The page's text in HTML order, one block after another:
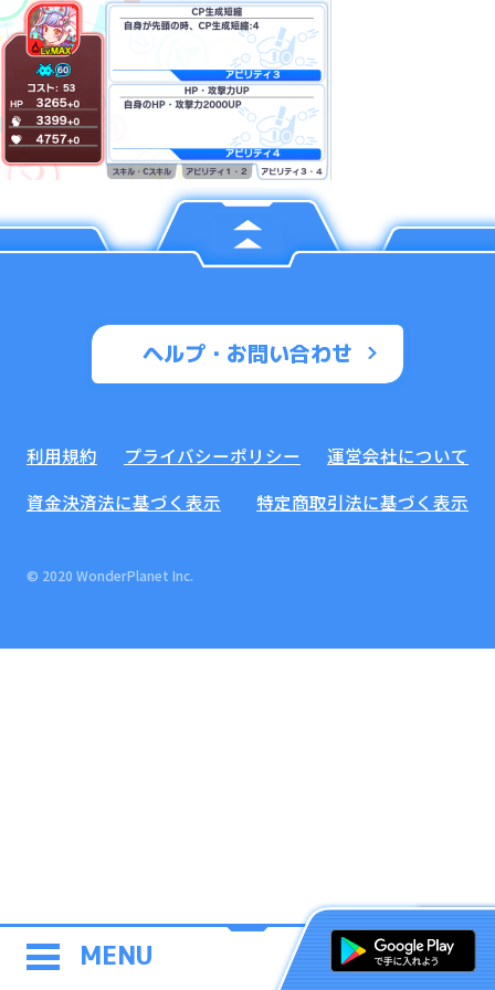
MENU
ヘルプ・お問い合わせ
利用規約 プライバシーポリシー
運営会社について
資金決済法に基づく表示
特定商取引法に基づく表示
© 2020 WonderPlanet Inc.